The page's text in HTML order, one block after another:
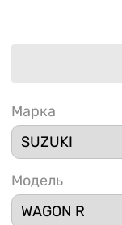
Марка
Модель